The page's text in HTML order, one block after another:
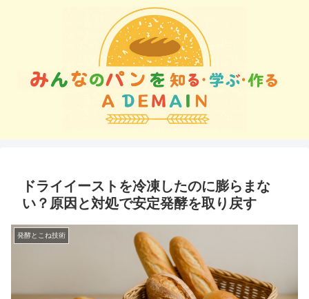
ドライイーストを冷凍したのに膨らまな
い？原因と対処で安定発酵を取り戻す
発酵とこね技術